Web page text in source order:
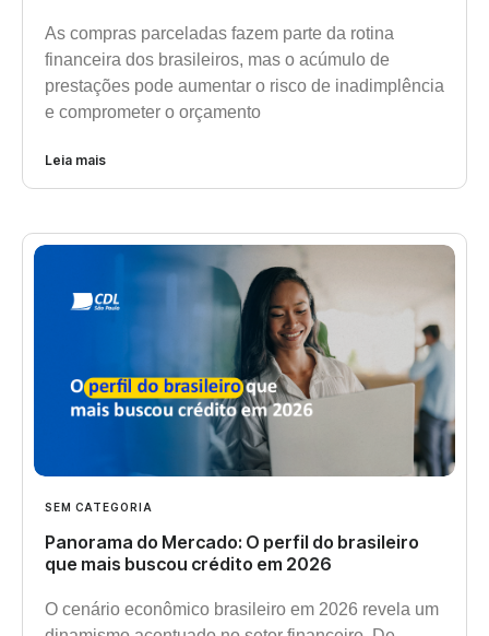
As compras parceladas fazem parte da rotina
financeira dos brasileiros, mas o acúmulo de
prestações pode aumentar o risco de inadimplência
e comprometer o orçamento
Leia mais
SEM CATEGORIA
Panorama do Mercado: O perfil do brasileiro
que mais buscou crédito em 2026
O cenário econômico brasileiro em 2026 revela um